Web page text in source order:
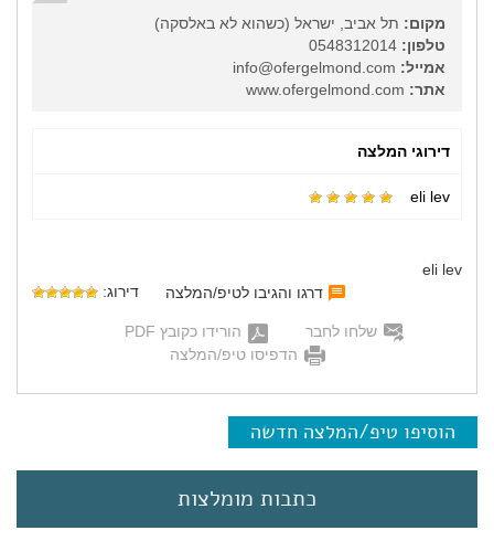
מקום: תל אביב, ישראל (כשהוא לא באלסקה)
טלפון:
אמייל:
אתר:
דירוגי המלצה
eli lev
eli lev
דרגו והגיבו לטיפ/המלצה
דירוג:
שלחו לחבר
הורידו כקובץ PDF
הדפיסו טיפ/המלצה
הוסיפו טיפ/המלצה חדשה
כתבות מומלצות